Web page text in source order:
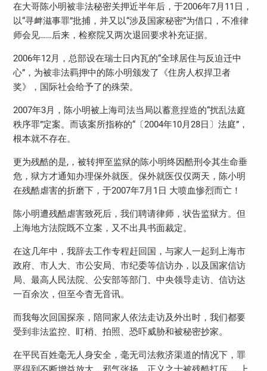
在大哥陈小明被非法秘密关押近半年后，于2006年7月11日，
以“寻衅滋事罪”批捕，并又以“涉及国家秘密”为借口，不准律
师会见……后来，检察院又两次退回要求补充证据。
2006年12月，总部设在瑞士日内瓦的“全球居住与反迫迁中
心”，为被非法羁押中的陈小明颁发了《住房人权捍卫者
奖》，国际社会给予了的殊荣。
2007年3月，陈小明被上海司法当局以蓄意捏造的“扰乱法庭
秩序罪”定案。而该案所指称的“〔2004年10月28日〕法庭”，
根本就不存在。
更为残酷的是,，被转押至监狱的陈小明终因酷刑令其生命垂
危，狱方才通知办理保外就医。保外就医仅仅两天，陈小明
在残酷虐害的折磨下，于2007年7月1日 大喷血惨烈而亡！
陈小明遭残酷虐害致死后，我们聘请律师，状告监狱方。但
上海地方法院既不立案，又不出具书面裁定。
在这几年中，我辞去工作专程赶回国，与家人一起到上海市
政府、市人大、市公安局、市纪委等信访办，以及国家信访
局、最高人民法院、公安部等部门、中央领导走访、信访达
一百余次，但至今杳无音讯。
而我每次回国探亲，陪同家人依法走访及外出时，我们都要
受到非法监控、盯梢、拍照、恐吓威胁和被秘密抄家。
在平民百姓毫无人身安全，毫无司法救济渠道的情况下，罪